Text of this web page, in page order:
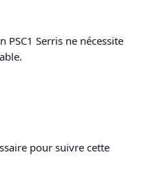
Serris ne nécessite
pour suivre cette